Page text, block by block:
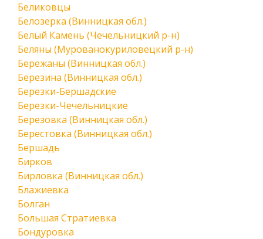
Беликовцы
Белозерка (Винницкая обл.)
Белый Камень (Чечельницкий р-н)
Беляны (Мурованокуриловецкий р-н)
Бережаны (Винницкая обл.)
Березина (Винницкая обл.)
Березки-Бершадские
Березки-Чечельницкие
Березовка (Винницкая обл.)
Берестовка (Винницкая обл.)
Бершадь
Бирков
Бирловка (Винницкая обл.)
Блажиевка
Болган
Большая Стратиевка
Бондуровка